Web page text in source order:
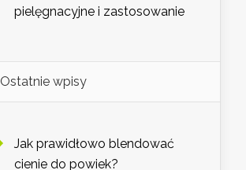
pielęgnacyjne i zastosowanie
Ostatnie wpisy
Jak prawidłowo blendować
cienie do powiek?